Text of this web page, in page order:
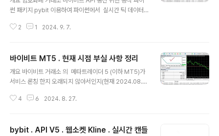
썬 패키지 pybit 이용하여 파이썬에서 실시간 틱 데이터
으로 더 유용한 형식으로 코드 발전시키는 과정 단계별로
썬 개발환경 구축 되어있어야 함. 구축예 : https://igotit.t
istory.com/5761- 파이썬에 pybit 설치되어있어야 함.
설치구문 : pip install pybit 사전 필수 개념 이해 - 본
bybit 거래소 API v5 의 웹소켓 Trade 를..
2 1 2024. 9. 7.
바이비트 MT5 . 현재 시점 부실 사항 정리
개요 바이비트 거래소 의 메타트레이더 5 (이하 MT5)가
서비스 론칭 한지 오래되지 않아서인지(현재 2024.08.2
더 세밀한 정보 류에 있어서는 아직 완성도 높지 않은 부분
선되길 기대하면서 메모 남겨두고 이후 추적 대상. 참고 :
4 6 2024. 8. 27.
bybit . API V5 . 웹소켓 Kline . 실시간 캔들